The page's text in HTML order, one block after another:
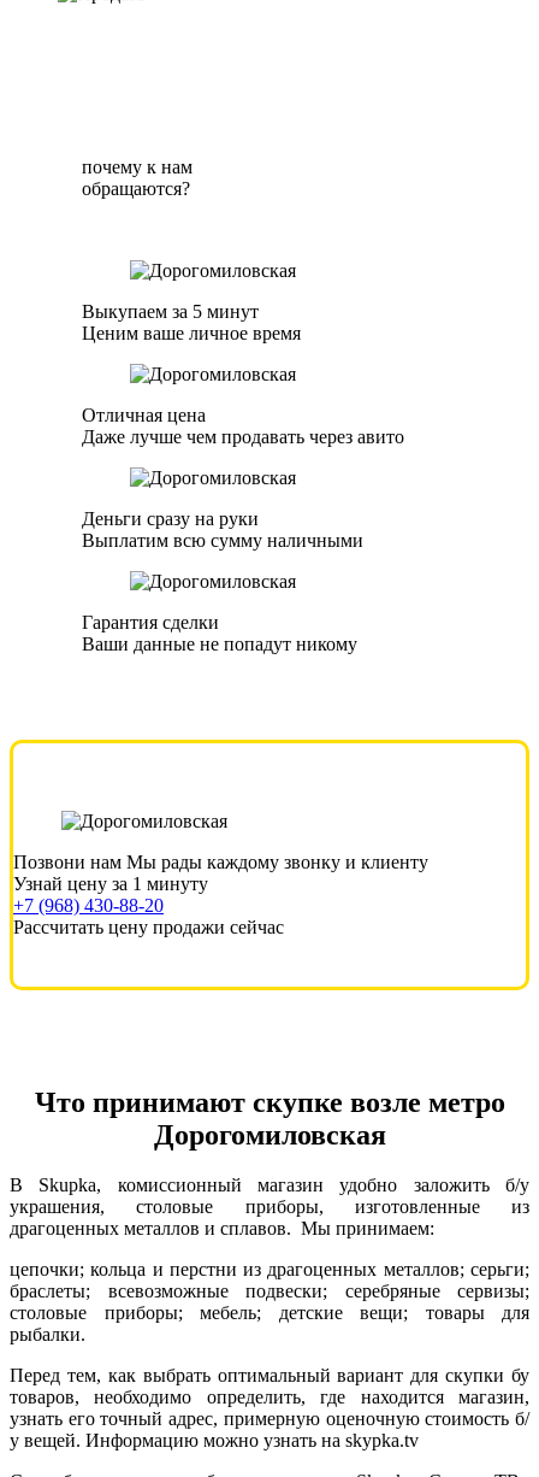
почему к нам
обращаются?
Выкупаем за 5 минут
Ценим ваше личное время
Отличная цена
Даже лучше чем продавать через авито
Деньги сразу на руки
Выплатим всю сумму наличными
Гарантия сделки
Ваши данные не попадут никому
Позвони нам Мы рады каждому звонку и клиенту
Узнай цену за 1 минуту
+7 (968) 430-88-20
Рассчитать цену продажи сейчас
Что принимают скупке возле метро
Дорогомиловская
В Skupka, комиссионный магазин удобно заложить б/у
украшения, столовые приборы, изготовленные из
драгоценных металлов и сплавов. Мы принимаем:
цепочки; кольца и перстни из драгоценных металлов; серьги;
браслеты; всевозможные подвески; серебряные сервизы;
столовые приборы; мебель; детские вещи; товары для
рыбалки.
Перед тем, как выбрать оптимальный вариант для скупки бу
товаров, необходимо определить, где находится магазин,
узнать его точный адрес, примерную оценочную стоимость б/
у вещей. Информацию можно узнать на skypka.tv